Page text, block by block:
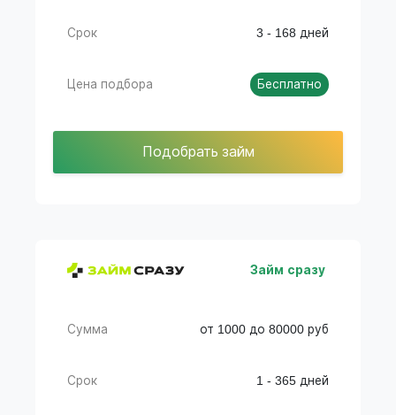
Срок 3 - 168 дней
Цена подбора Бесплатно
Подобрать займ
Займ сразу
Сумма от 1000 до 80000 руб
Срок 1 - 365 дней